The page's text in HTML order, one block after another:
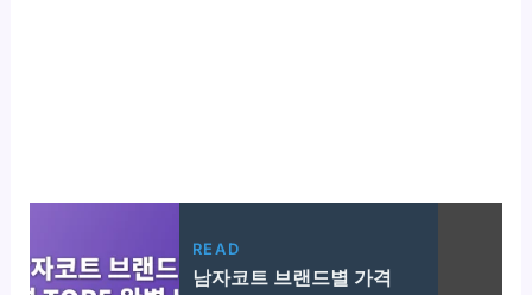
READ
남자코트 브랜드별 가격